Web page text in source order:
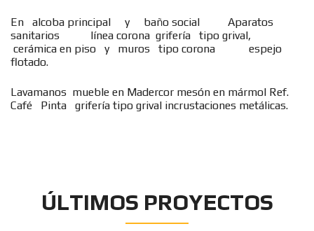
En alcoba principal y baño social Aparatos
sanitarios línea corona grifería tipo grival,
cerámica en piso y muros tipo corona espejo
flotado.
Lavamanos mueble en Madercor mesón en mármol Ref.
Café Pinta grifería tipo grival incrustaciones metálicas.
ÚLTIMOS PROYECTOS